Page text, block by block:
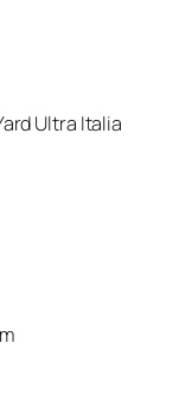
Ultra Italia